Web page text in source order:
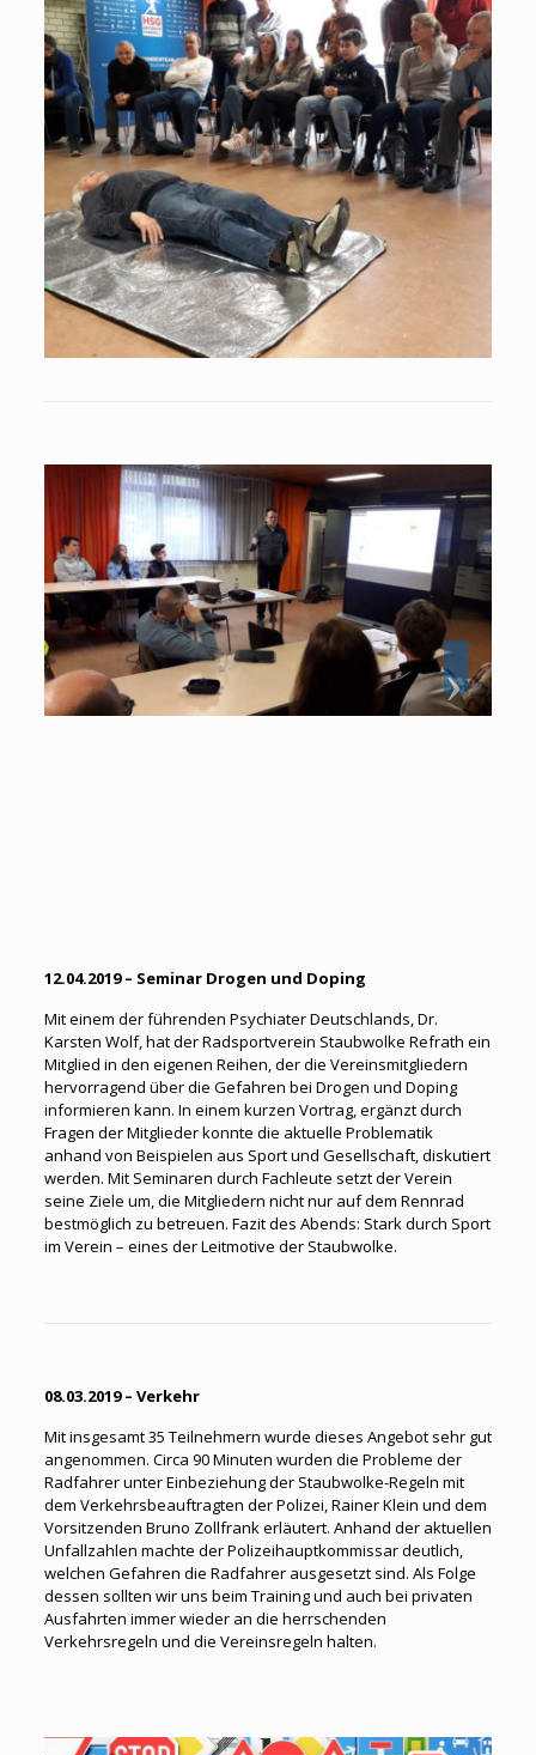
12.04.2019 – Seminar Drogen und Doping
Mit einem der führenden Psychiater Deutschlands, Dr.
Karsten Wolf, hat der Radsportverein Staubwolke Refrath ein
Mitglied in den eigenen Reihen, der die Vereinsmitgliedern
hervorragend über die Gefahren bei Drogen und Doping
informieren kann. In einem kurzen Vortrag, ergänzt durch
Fragen der Mitglieder konnte die aktuelle Problematik
anhand von Beispielen aus Sport und Gesellschaft, diskutiert
werden. Mit Seminaren durch Fachleute setzt der Verein
seine Ziele um, die Mitgliedern nicht nur auf dem Rennrad
bestmöglich zu betreuen. Fazit des Abends: Stark durch Sport
im Verein – eines der Leitmotive der Staubwolke.
08.03.2019 – Verkehr
Mit insgesamt 35 Teilnehmern wurde dieses Angebot sehr gut
angenommen. Circa 90 Minuten wurden die Probleme der
Radfahrer unter Einbeziehung der Staubwolke-Regeln mit
dem Verkehrsbeauftragten der Polizei, Rainer Klein und dem
Vorsitzenden Bruno Zollfrank erläutert. Anhand der aktuellen
Unfallzahlen machte der Polizeihauptkommissar deutlich,
welchen Gefahren die Radfahrer ausgesetzt sind. Als Folge
dessen sollten wir uns beim Training und auch bei privaten
Ausfahrten immer wieder an die herrschenden
Verkehrsregeln und die Vereinsregeln halten.